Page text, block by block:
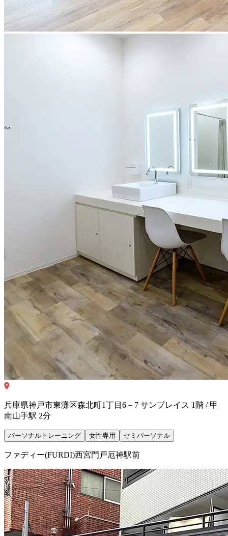
兵庫県神戸市東灘区森北町1丁目6－7 サンプレイス 1階 / 甲
南山手駅 2分
パーソナルトレーニング 女性専用 セミパーソナル
ファディー(FURDI)西宮門戸厄神駅前